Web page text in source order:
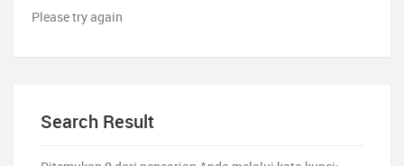
Please try again
Search Result